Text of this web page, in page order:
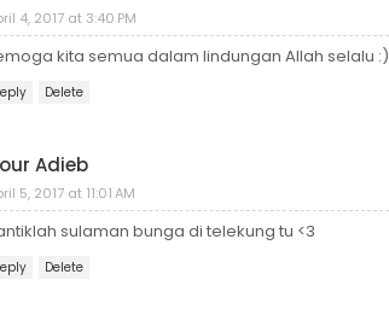
4, 2017 at 3:40 PM
kita semua dalam lindungan Allah selalu :)
Delete
Adieb
5, 2017 at 11:01 AM
sulaman bunga di telekung tu <3
Delete